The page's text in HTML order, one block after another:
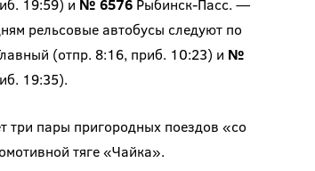
19:59) и № 6576Рыбинск-Пасс. —
рельсовые автобусы следуют по
(отпр. 8:16, приб. 10:23) и №
19:35).
три пары пригородных поездов «со
тяге «Чайка».